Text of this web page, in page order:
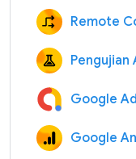
Remote
Pengujian
Google
Google